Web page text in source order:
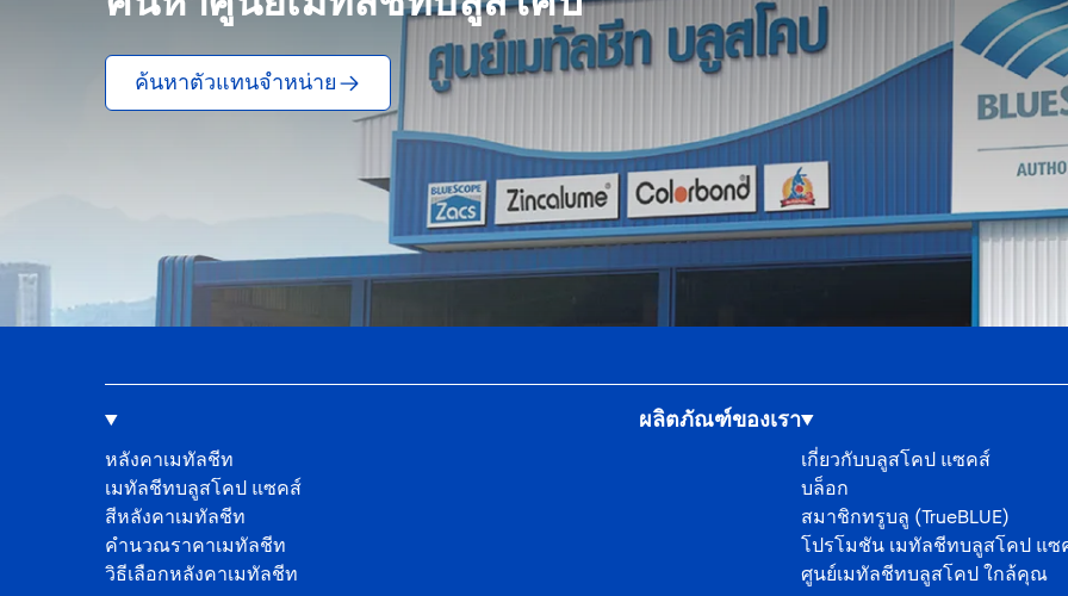
ค้นหาตัวแทนจำหน่าย
ผลิตภัณฑ์ของเรา
หลังคาเมทัลชีท
เมทัลชีทบลูสโคป แซคส์
สีหลังคาเมทัลชีท
คํานวณราคาเมทัลชีท
วิธีเลือกหลังคาเมทัลชีท
เกี่ยวกับบลูสโคป แซคส์
บล็อก
สมาชิกทรูบลู (TrueBLUE)
โปรโมชัน เมทัลชีทบลูสโคป แซ
ศูนย์เมทัลชีทบลูสโคป ใกล้คุณ